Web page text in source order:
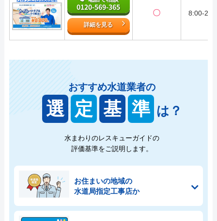
0120-569-365
詳細を見る
〇 8:00-
おすすめ水道業者の
選 定 基 準 は？
水まわりのレスキューガイドの
評価基準をご説明します。
お住まいの地域の
水道局指定工事店か